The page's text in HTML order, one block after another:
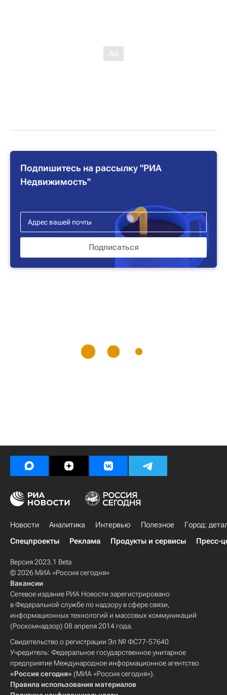
Подпишитесь на рассылку "РИА
Недвижимость"
Новости Аналитика Интервью Полезное
Город:
Спецпроекты
Реклама Продукты и сервисы Пресс-
Версия 2023.1 Beta
© 2026 МИА «Россия сегодня»
Вакансии
Сетевое издание РИА Новости зарегистрировано
в Федеральной службе по надзору в сфере связи,
информационных технологий и массовых коммуникаций
(Роскомнадзор) 08 апреля 2014 года.
Свидетельство о регистрации Эл № ФС77-57640
Учредитель: Федеральное государственное унитарное
предприятие Международное информационное агентство
«Россия сегодня» (МИА «Россия сегодня»).
Правила использования материалов